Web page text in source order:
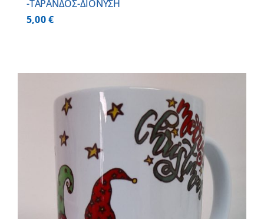
-ΤΑΡΑΝΔΟΣ-ΔΙΟΝΥΣΗ
5,00€